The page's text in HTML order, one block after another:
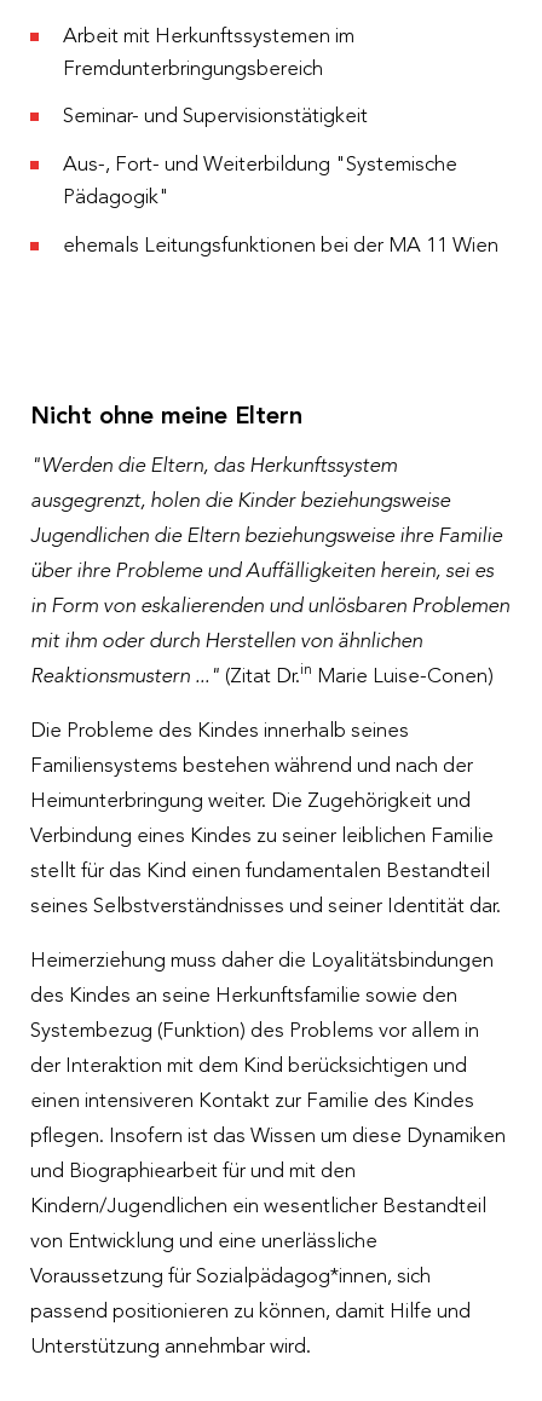
Arbeit mit Herkunftssystemen im
Fremdunterbringungsbereich
Seminar- und Supervisionstätigkeit
Aus-, Fort- und Weiterbildung "Systemische
Pädagogik"
ehemals Leitungsfunktionen bei der MA 11 Wien
Nicht ohne meine Eltern
"Werden die Eltern, das Herkunftssystem
ausgegrenzt, holen die Kinder beziehungsweise
Jugendlichen die Eltern beziehungsweise ihre Familie
über ihre Probleme und Auffälligkeiten herein, sei es
in Form von eskalierenden und unlösbaren Problemen
mit ihm oder durch Herstellen von ähnlichen
Reaktionsmustern ..." (Zitat Dr.in Marie Luise-Conen)
Die Probleme des Kindes innerhalb seines
Familiensystems bestehen während und nach der
Heimunterbringung weiter. Die Zugehörigkeit und
Verbindung eines Kindes zu seiner leiblichen Familie
stellt für das Kind einen fundamentalen Bestandteil
seines Selbstverständnisses und seiner Identität dar.
Heimerziehung muss daher die Loyalitätsbindungen
des Kindes an seine Herkunftsfamilie sowie den
Systembezug (Funktion) des Problems vor allem in
der Interaktion mit dem Kind berücksichtigen und
einen intensiveren Kontakt zur Familie des Kindes
pflegen. Insofern ist das Wissen um diese Dynamiken
und Biographiearbeit für und mit den
Kindern/Jugendlichen ein wesentlicher Bestandteil
von Entwicklung und eine unerlässliche
Voraussetzung für Sozialpädagog*innen, sich
passend positionieren zu können, damit Hilfe und
Unterstützung annehmbar wird.